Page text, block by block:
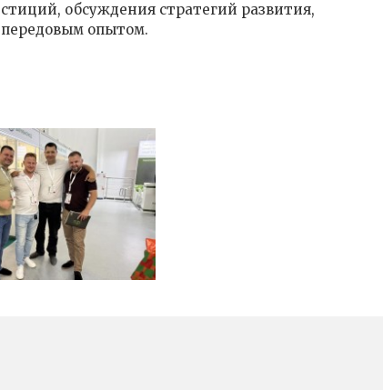
обсуждения стратегий развития,
опытом.